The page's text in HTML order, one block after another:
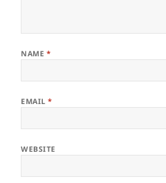
NAME *
EMAIL*
WEBSITE